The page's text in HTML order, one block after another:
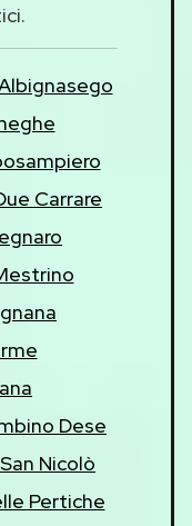
Carrare
Dese
Nicolò
Pertiche